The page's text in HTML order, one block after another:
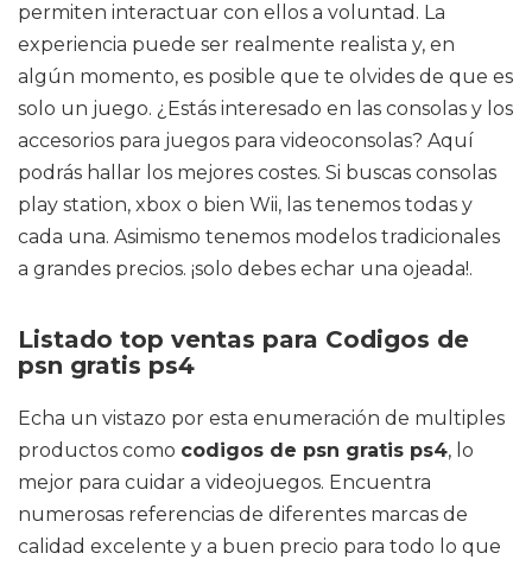
permiten interactuar con ellos a voluntad. La
experiencia puede ser realmente realista y, en
algún momento, es posible que te olvides de que es
solo un juego. ¿Estás interesado en las consolas y los
accesorios para juegos para videoconsolas? Aquí
podrás hallar los mejores costes. Si buscas consolas
play station, xbox o bien Wii, las tenemos todas y
cada una. Asimismo tenemos modelos tradicionales
a grandes precios. ¡solo debes echar una ojeada!.
Listado top ventas para Codigos de
psn gratis ps4
Echa un vistazo por esta enumeración de multiples
productos como codigos de psn gratis ps4, lo
mejor para cuidar a videojuegos. Encuentra
numerosas referencias de diferentes marcas de
calidad excelente y a buen precio para todo lo que